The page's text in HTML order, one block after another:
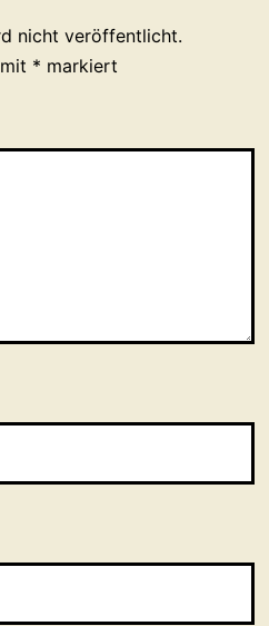
nicht veröffentlicht.
* markiert